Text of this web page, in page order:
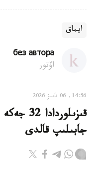
ايماق
без автора
اۆتور
14:56, 06 تامىز 2026
جابىلىپ قالدى